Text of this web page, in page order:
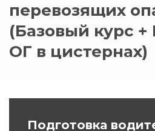
перевозящих
(Базовый курс +
ОГ в цистернах)
Подготовка